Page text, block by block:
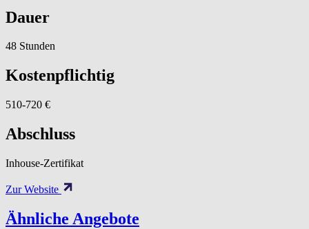
Dauer
48 Stunden
Kostenpflichtig
510-720 €
Abschluss
Inhouse-Zertifikat
Zur Website
Ähnliche Angebote